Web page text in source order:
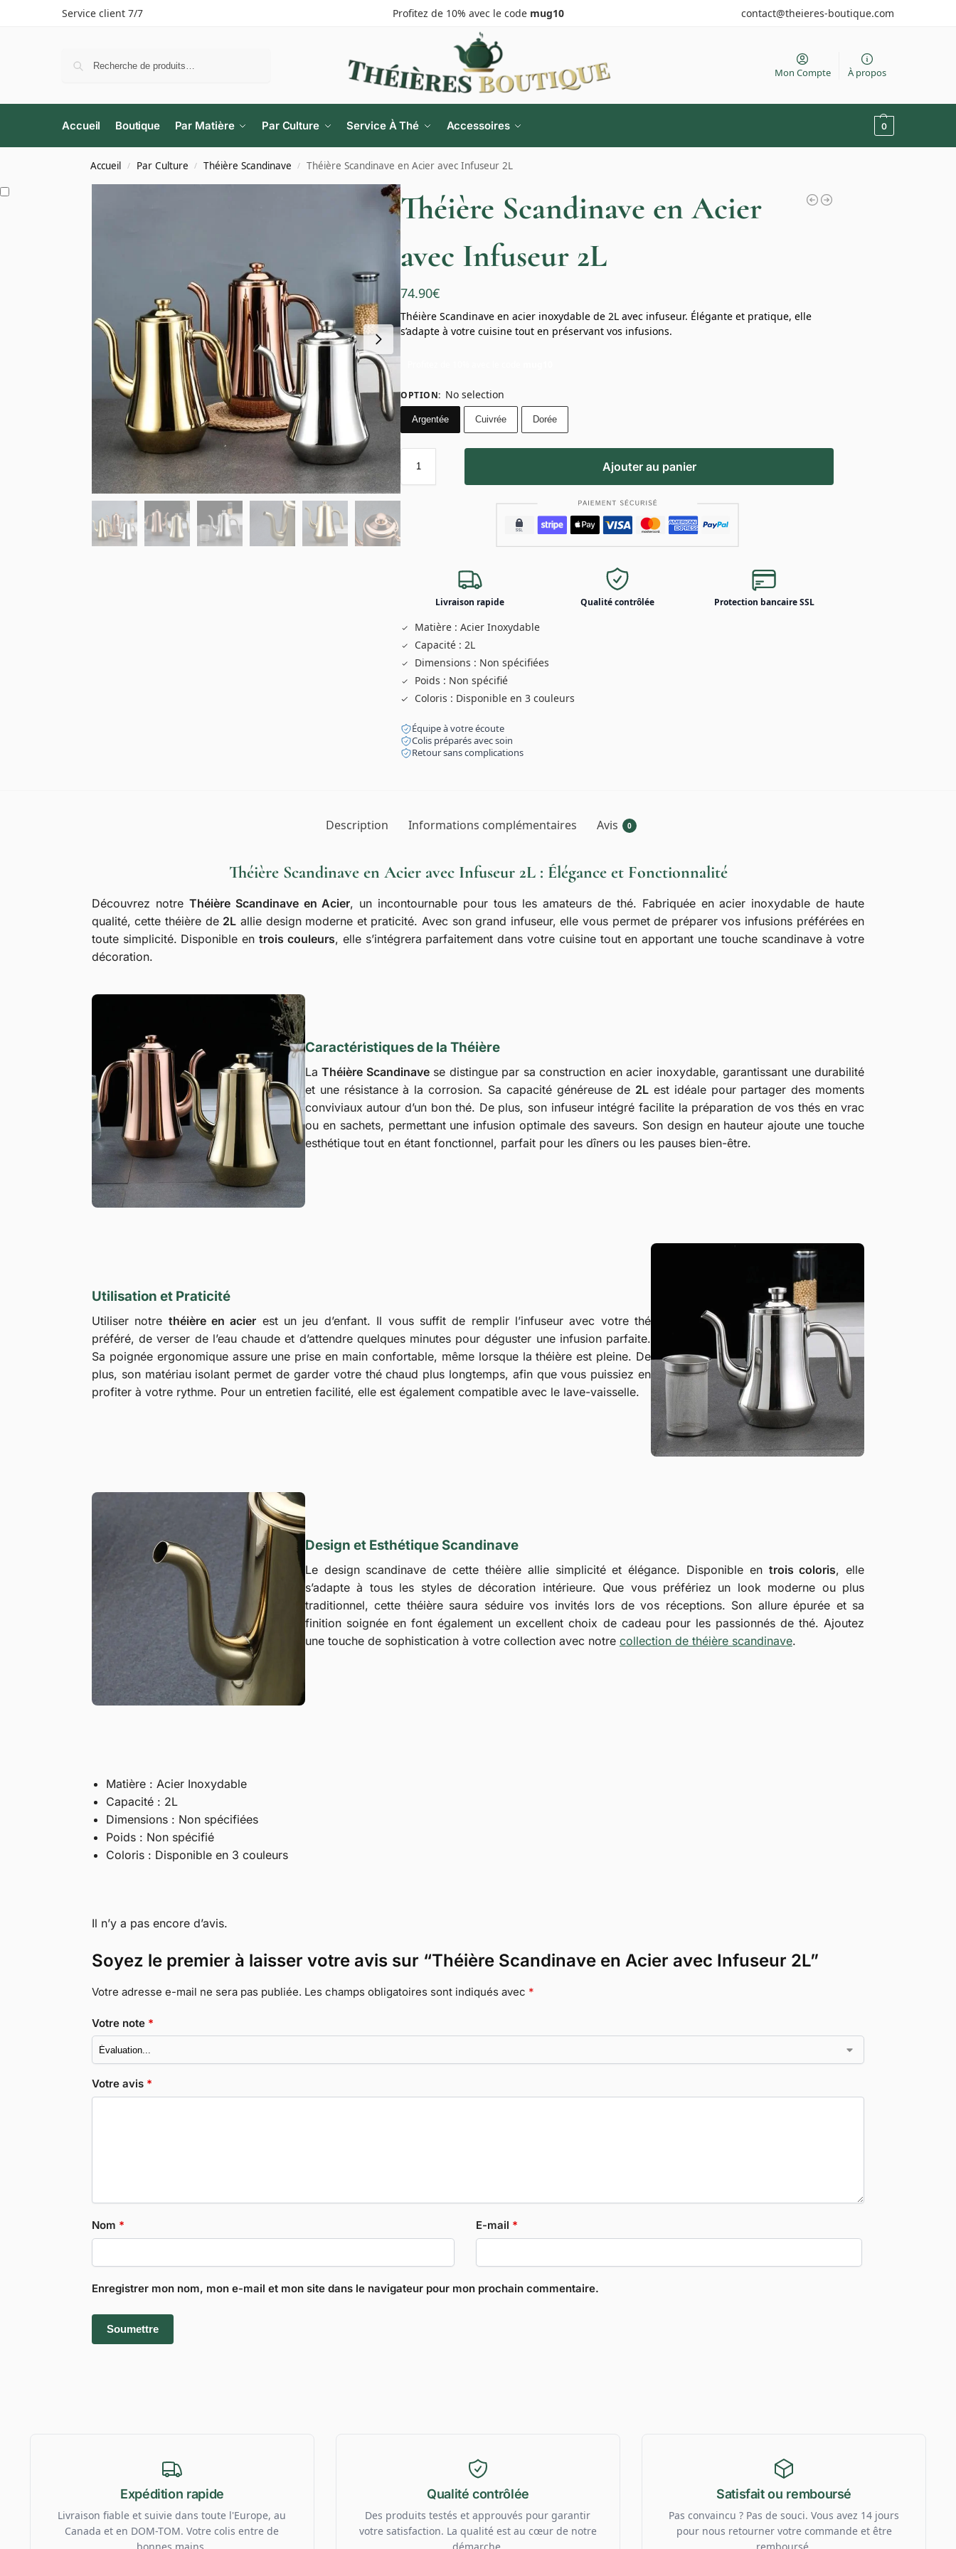
Service client 7/7 Profitez de 10% avec le code mug10 contact@theieres-boutique.com
Mon Compte À propos
Accueil Boutique Par Matière Par Culture Service À Thé Accessoires 0
Accueil / Par Culture / Théière Scandinave / Théière Scandinave en Acier avec Infuseur 2L
Théière Scandinave en Acier
avec Infuseur 2L
74.90€
Théière Scandinave en acier inoxydable de 2L avec infuseur. Élégante et pratique, elle
s’adapte à votre cuisine tout en préservant vos infusions.
OPTION: No selection
Argentée Cuivrée Dorée
Ajouter au panier
Livraison rapide Qualité contrôlée Protection bancaire SSL
Matière : Acier Inoxydable
Capacité : 2L
Dimensions : Non spécifiées
Poids : Non spécifié
Coloris : Disponible en 3 couleurs
Équipe à votre écoute
Colis préparés avec soin
Retour sans complications
Description Informations complémentaires Avis 0
Théière Scandinave en Acier avec Infuseur 2L : Élégance et Fonctionnalité
Découvrez notre Théière Scandinave en Acier, un incontournable pour tous les amateurs de thé. Fabriquée en acier inoxydable de haute
qualité, cette théière de 2L allie design moderne et praticité. Avec son grand infuseur, elle vous permet de préparer vos infusions préférées en
toute simplicité. Disponible entrois couleurs, elle s’intégrera parfaitement dans votre cuisine tout en apportant une touche scandinave à votre
décoration.
Caractéristiques de la Théière
LaThéière Scandinavese distingue par sa construction en acier inoxydable, garantissant une durabilité
et une résistance à la corrosion. Sa capacité généreuse de 2L est idéale pour partager des moments
conviviaux autour d’un bon thé. De plus, son infuseur intégré facilite la préparation de vos thés en vrac
ou en sachets, permettant une infusion optimale des saveurs. Son design en hauteur ajoute une touche
esthétique tout en étant fonctionnel, parfait pour les dîners ou les pauses bien-être.
Utilisation et Praticité
Utiliser notre théière en acier est un jeu d’enfant. Il vous suffit de remplir l’infuseur avec votre thé
préféré, de verser de l’eau chaude et d’attendre quelques minutes pour déguster une infusion parfaite.
Sa poignée ergonomique assure une prise en main confortable, même lorsque la théière est pleine. De
plus, son matériau isolant permet de garder votre thé chaud plus longtemps, afin que vous puissiez en
profiter à votre rythme. Pour un entretien facilité, elle est également compatible avec le lave-vaisselle.
Design et Esthétique Scandinave
Le design scandinave de cette théière allie simplicité et élégance. Disponible en trois coloris, elle
s’adapte à tous les styles de décoration intérieure. Que vous préfériez un look moderne ou plus
traditionnel, cette théière saura séduire vos invités lors de vos réceptions. Son allure épurée et sa
finition soignée en font également un excellent choix de cadeau pour les passionnés de thé. Ajoutez
une touche de sophistication à votre collection avec notre collection de théière scandinave.
Matière : Acier Inoxydable
Capacité : 2L
Dimensions : Non spécifiées
Poids : Non spécifié
Coloris : Disponible en 3 couleurs
Il n’y a pas encore d’avis.
Soyez le premier à laisser votre avis sur “Théière Scandinave en Acier avec Infuseur 2L”
Votre adresse e-mail ne sera pas publiée. Les champs obligatoires sont indiqués avec *
Votre note *
Votre avis *
Nom * E-mail *
Enregistrer mon nom, mon e-mail et mon site dans le navigateur pour mon prochain commentaire.
Expédition rapide
Livraison fiable et suivie dans toute l'Europe, au
Canada et en DOM-TOM. Votre colis entre de
bonnes mains.
Qualité contrôlée
Des produits testés et approuvés pour garantir
votre satisfaction. La qualité est au cœur de notre
démarche.
Satisfait ou remboursé
Pas convaincu ? Pas de souci. Vous avez 14 jours
pour nous retourner votre commande et être
remboursé.